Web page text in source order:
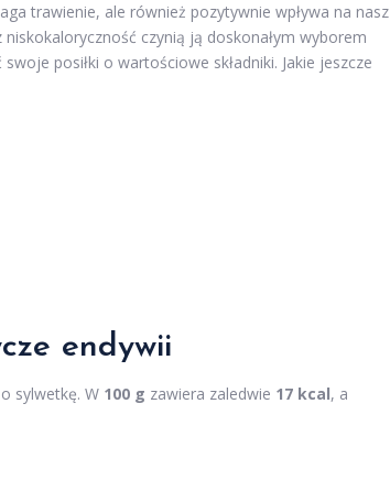
trawienie, ale również pozytywnie wpływa na nasz
czynią ją doskonałym wyborem
posiłki o wartościowe składniki. Jakie jeszcze
endywii
sylwetkę. W 100 g zawiera zaledwie 17 kcal, a